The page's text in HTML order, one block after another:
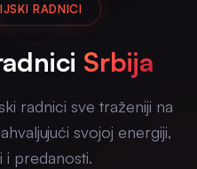
RADNICI
Srbija
radnici sve traženiji na
svojoj energiji,
i predanosti.